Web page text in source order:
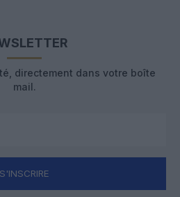
directement dans votre boîte
mail.
S'INSCRIRE